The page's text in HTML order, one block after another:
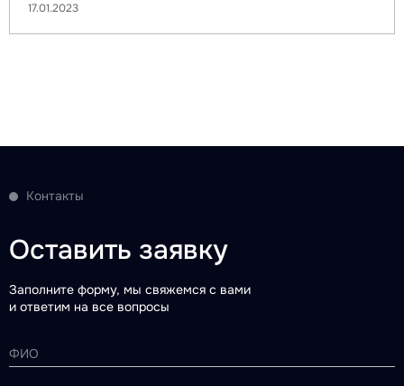
17.01.2023
Контакты
Оставить заявку
Заполните форму, мы свяжемся с вами
и ответим на все вопросы